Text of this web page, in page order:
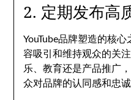
2. 定期发布高
YouTube品牌塑造的核
容吸引和维持观众的关
乐、教育还是产品推广
众对品牌的认同感和忠诚